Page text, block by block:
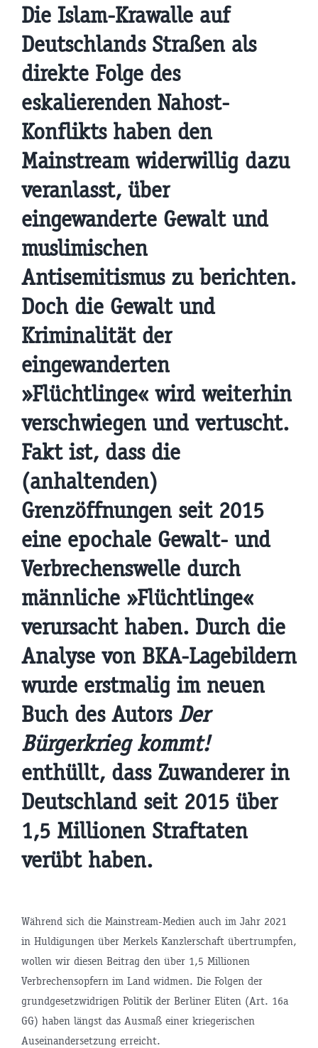
Die Islam-Krawalle auf
Deutschlands Straßen als
direkte Folge des
eskalierenden Nahost-
Konflikts haben den
Mainstream widerwillig dazu
veranlasst, über
eingewanderte Gewalt und
muslimischen
Antisemitismus zu berichten.
Doch die Gewalt und
Kriminalität der
eingewanderten
»Flüchtlinge« wird weiterhin
verschwiegen und vertuscht.
Fakt ist, dass die
(anhaltenden)
Grenzöffnungen seit 2015
eine epochale Gewalt- und
Verbrechenswelle durch
männliche »Flüchtlinge«
verursacht haben. Durch die
Analyse von BKA-Lagebildern
wurde erstmalig im neuen
Buch des Autors Der
Bürgerkrieg kommt!
enthüllt, dass Zuwanderer in
Deutschland seit 2015 über
1,5 Millionen Straftaten
verübt haben.
Während sich die Mainstream-Medien auch im Jahr 2021
in Huldigungen über Merkels Kanzlerschaft übertrumpfen,
wollen wir diesen Beitrag den über 1,5 Millionen
Verbrechensopfern im Land widmen. Die Folgen der
grundgesetzwidrigen Politik der Berliner Eliten (Art. 16a
GG) haben längst das Ausmaß einer kriegerischen
Auseinandersetzung erreicht.